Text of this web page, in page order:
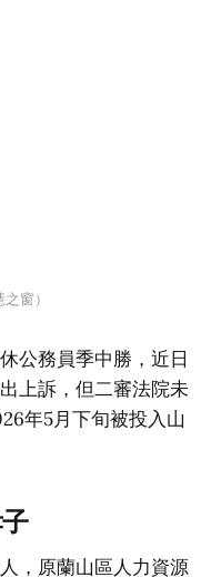
窗）
公務員季中勝，近日
上訴，但二審法院未
年5月下旬被投入山
，原蘭山區人力資源